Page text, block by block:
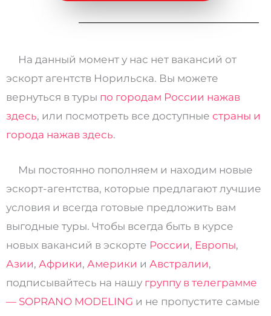
На данный момент у нас нет вакансий от
эскорт агентств Норильска. Вы можете
вернуться в туры по городам России нажав
здесь, или посмотреть все доступные страны и
города нажав здесь.
Мы постоянно пополняем и находим новые
эскорт-агентства, которые предлагают лучшие
условия и всегда готовые предложить вам
выгодные туры. Чтобы всегда быть в курсе
новых вакансий в эскорте России, Европы,
Азии, Африки, Америки и Австралии,
подписывайтесь на нашу группу в телеграмме
— SOPRANO MODELING и не пропустите самые